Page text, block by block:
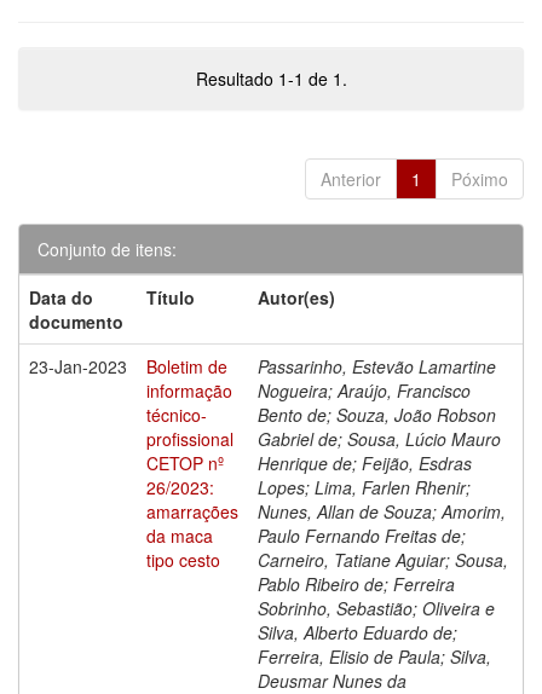
Resultado 1-1 de 1.
Anterior 1 Póximo
Conjunto de itens:
Data do
documento
Título Autor(es)
23-Jan-2023
Boletim de
informação
técnico-
profissional
CETOP nº
26/2023:
amarrações
da maca
tipo cesto
Passarinho, Estevão Lamartine
Nogueira; Araújo, Francisco
Bento de; Souza, João Robson
Gabriel de; Sousa, Lúcio Mauro
Henrique de; Feijão, Esdras
Lopes; Lima, Farlen Rhenir;
Nunes, Allan de Souza; Amorim,
Paulo Fernando Freitas de;
Carneiro, Tatiane Aguiar; Sousa,
Pablo Ribeiro de; Ferreira
Sobrinho, Sebastião; Oliveira e
Silva, Alberto Eduardo de;
Ferreira, Elisio de Paula; Silva,
Deusmar Nunes da